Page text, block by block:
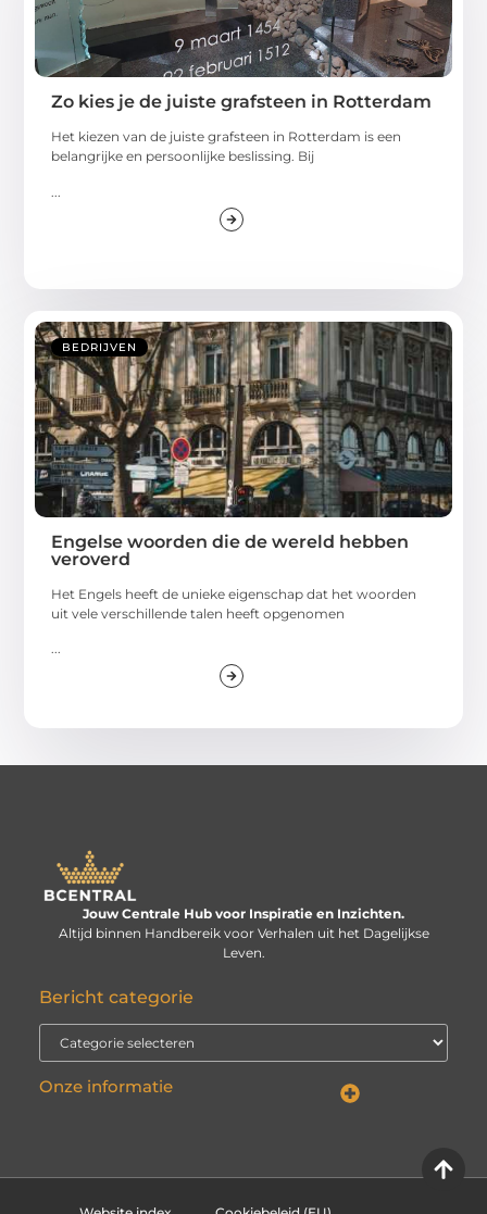
Zo kies je de juiste grafsteen in Rotterdam
Het kiezen van de juiste grafsteen in Rotterdam is een
belangrijke en persoonlijke beslissing. Bij
BEDRIJVEN
Engelse woorden die de wereld hebben
veroverd
Het Engels heeft de unieke eigenschap dat het woorden
uit vele verschillende talen heeft opgenomen
...
Jouw Centrale Hub voor Inspiratie en Inzichten.
Altijd binnen Handbereik voor Verhalen uit het Dagelijkse
Leven.
Bericht categorie
Onze informatie